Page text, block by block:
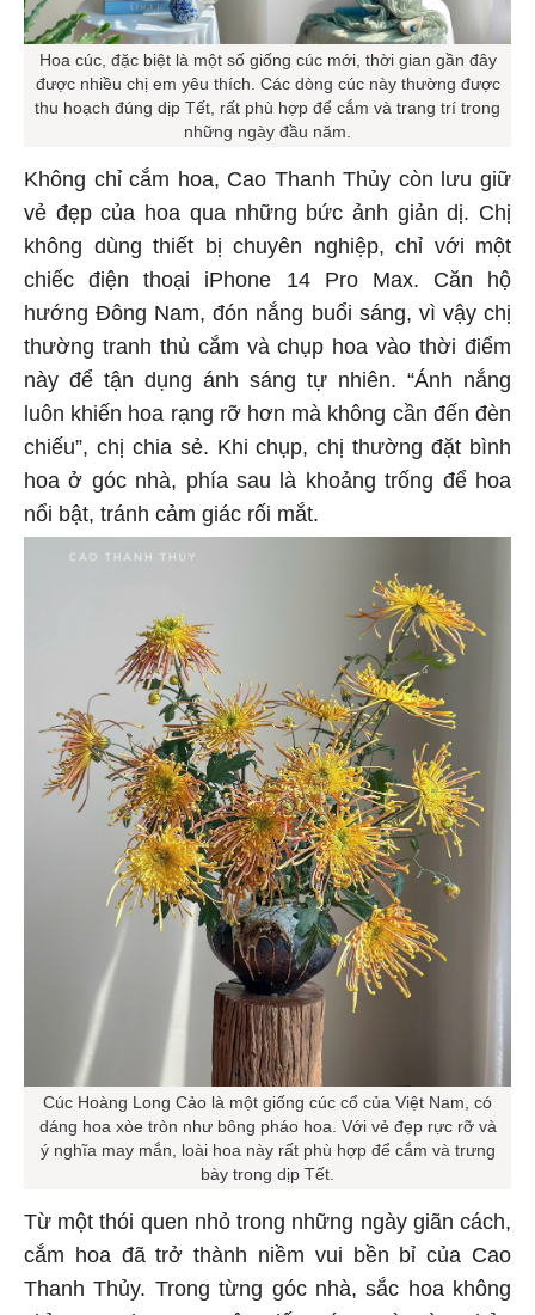
Hoa cúc, đặc biệt là một số giống cúc mới, thời gian gần đây
được nhiều chị em yêu thích. Các dòng cúc này thường được
thu hoạch đúng dịp Tết, rất phù hợp để cắm và trang trí trong
những ngày đầu năm.
Không chỉ cắm hoa, Cao Thanh Thủy còn lưu giữ
vẻ đẹp của hoa qua những bức ảnh giản dị. Chị
không dùng thiết bị chuyên nghiệp, chỉ với một
chiếc điện thoại iPhone 14 Pro Max. Căn hộ
hướng Đông Nam, đón nắng buổi sáng, vì vậy chị
thường tranh thủ cắm và chụp hoa vào thời điểm
này để tận dụng ánh sáng tự nhiên. “Ánh nắng
luôn khiến hoa rạng rỡ hơn mà không cần đến đèn
chiếu”, chị chia sẻ. Khi chụp, chị thường đặt bình
hoa ở góc nhà, phía sau là khoảng trống để hoa
nổi bật, tránh cảm giác rối mắt.
Cúc Hoàng Long Cảo là một giống cúc cổ của Việt Nam, có
dáng hoa xòe tròn như bông pháo hoa. Với vẻ đẹp rực rỡ và
ý nghĩa may mắn, loài hoa này rất phù hợp để cắm và trưng
bày trong dịp Tết.
Từ một thói quen nhỏ trong những ngày giãn cách,
cắm hoa đã trở thành niềm vui bền bỉ của Cao
Thanh Thủy. Trong từng góc nhà, sắc hoa không